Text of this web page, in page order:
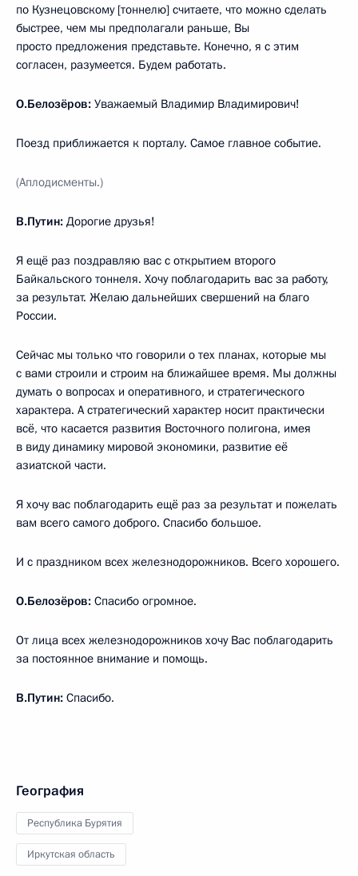
по Кузнецовскому [тоннелю] считаете, что можно сделать
быстрее, чем мы предполагали раньше, Вы
просто предложения представьте. Конечно, я с этим
согласен, разумеется. Будем работать.
О.Белозёров: Уважаемый Владимир Владимирович!
Поезд приближается к порталу. Самое главное событие.
(Аплодисменты.)
В.Путин: Дорогие друзья!
Я ещё раз поздравляю вас с открытием второго
Байкальского тоннеля. Хочу поблагодарить вас за работу,
за результат. Желаю дальнейших свершений на благо
России.
Сейчас мы только что говорили о тех планах, которые мы
с вами строили и строим на ближайшее время. Мы должны
думать о вопросах и оперативного, и стратегического
характера. А стратегический характер носит практически
всё, что касается развития Восточного полигона, имея
в виду динамику мировой экономики, развитие её
азиатской части.
Я хочу вас поблагодарить ещё раз за результат и пожелать
вам всего самого доброго. Спасибо большое.
И с праздником всех железнодорожников. Всего хорошего.
О.Белозёров: Спасибо огромное.
От лица всех железнодорожников хочу Вас поблагодарить
за постоянное внимание и помощь.
В.Путин: Спасибо.
География
Республика Бурятия
Иркутская область